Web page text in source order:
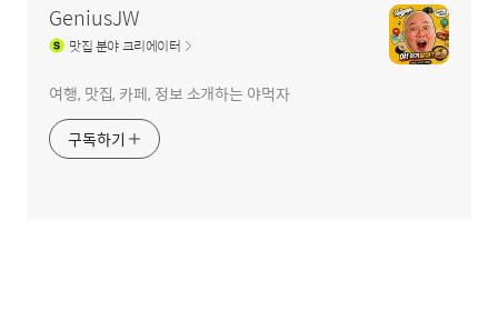
GeniusJW
맛집분야 크리에이터
여행, 맛집, 카페, 정보 소개하는 야먹자
구독하기